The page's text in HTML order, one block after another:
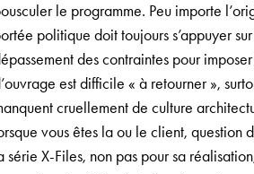
le programme. Peu importe
politique doit toujours s’appuyer
des contraintes pour
est difficile « à retourner »,
cruellement de culture
vous êtes la ou le client, question
série X-Files, non pas pour sa